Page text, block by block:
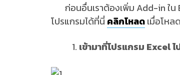
ก่อนอื่นเราต้องเพิ่ม Add-in ใน
โปรแกรมได้ที่นี่ คลิกโหลดเมื่อโหล
เข้ามาที่โปรแกรม Excel